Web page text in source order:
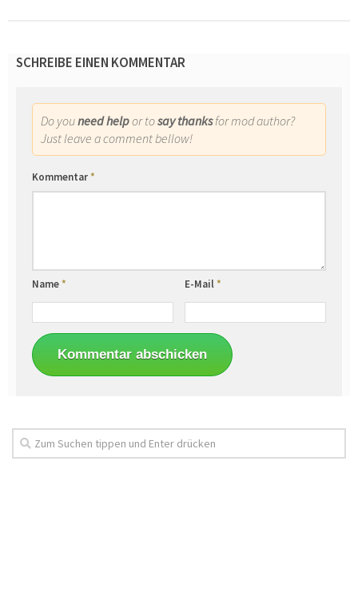
SCHREIBE EINEN KOMMENTAR
Do youneed helpor tosay thanksfor mod author?
Just leave a comment bellow!
Kommentar*
Name* E-Mail*